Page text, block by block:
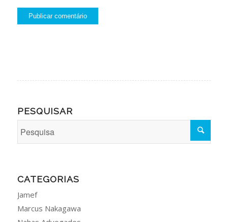
PESQUISAR
CATEGORIAS
Jamef
Marcus Nakagawa